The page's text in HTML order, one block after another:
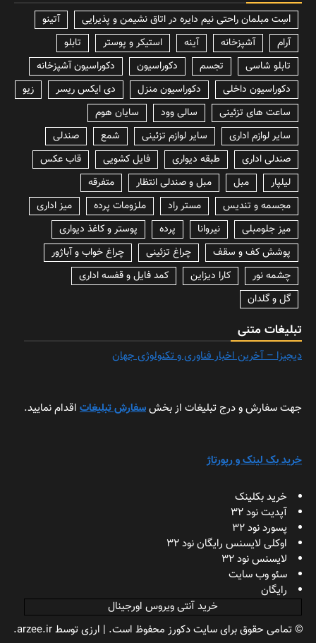
lسِت مبلمان راحتی نیم دایره در اتاق نشیمن و پذیرایی
آتینو
آرام
آشپزخانه آینه استیکر و پوستر
تابلو
تابلو شاسی
تجسم دکوراسیون
دکوراسیون آشپزخانه
دکوراسیون داخلی
دکوراسیون منزل دی ایکس ریسر
زیو
ساعت های تزئینی
سالی وود
سایان هوم
سایر لوازم اداری
سایر لوازم تزئینی شمع
صندلی
صندلی اداری
طبقه دیواری فایل کشویی
قاب عکس
لیلپار
مبل مبل و صندلی انتظار
متفرقه
مجسمه و تندیس
مستر راد ملزومات پرده
میز اداری
میز جلومبلی
نیروانا پرده
پوستر و کاغذ دیواری
پوشش کف و سقف
چراغ تزئینی
چراغ خواب و آباژور
چشمه نور
کارا دیزاین
کمد فایل و قفسه اداری
گل و گلدان
تبلیغات متنی
دیجیزا – آخرین اخبار فناوری و تکنولوژی جهان
جهت سفارش و درج تبلیغات از بخشسفارش تبلیغات اقدام نمایید.
خرید بک لینک و رپورتاژ
خرید بکلینک
آپدیت نود 32
پسورد نود 32
اوکلی لایسنس رایگان نود 32
لایسنس نود 32
سئو وب سایت
رایگان
خرید آنتی ویروس اورجینال
© تمامی حقوق برای سایت دکورز محفوظ است. | ارزیتوسط arzee.ir.